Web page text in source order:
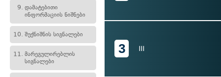
9. დამატებითი
ინფორმაციის ნიშნები
10. შუქნიშნის სიგნალები
11. მარეგულირებლის
სიგნალები
3 III